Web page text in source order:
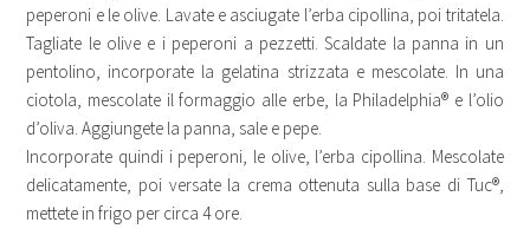
peperoni e le olive. Lavate e asciugate l’erba cipollina, poi tritatela.
Tagliate le olive e i peperoni a pezzetti. Scaldate la panna in un
pentolino, incorporate la gelatina strizzata e mescolate. In una
ciotola, mescolate il formaggio alle erbe, la Philadelphia® e l’olio
d’oliva. Aggiungete la panna, sale e pepe.
Incorporate quindi i peperoni, le olive, l’erba cipollina. Mescolate
delicatamente, poi versate la crema ottenuta sulla base di Tuc®,
mettete in frigo per circa 4 ore.